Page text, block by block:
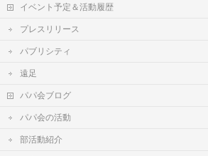
イベント予定＆活動履歴
プレスリリース
パブリシティ
遠足
パパ会ブログ
パパ会の活動
部活動紹介